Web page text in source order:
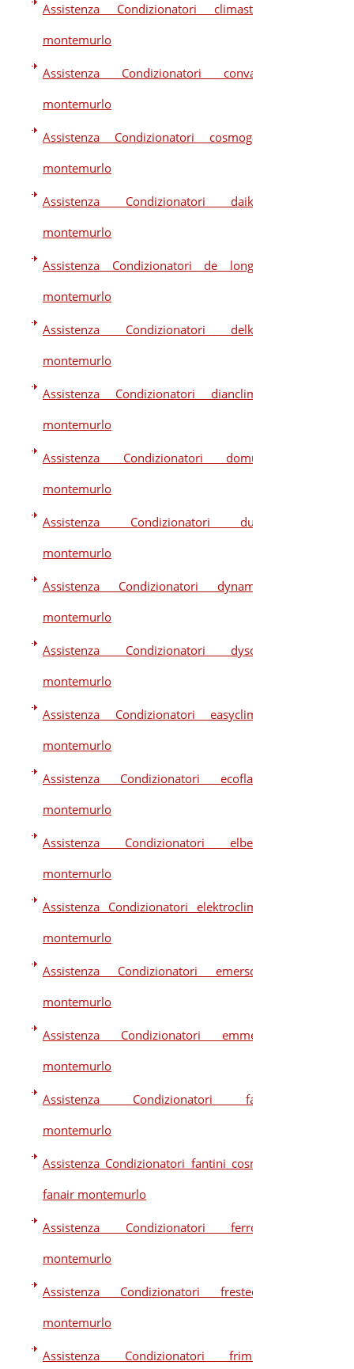
Assistenza Condizionatori climastar
montemurlo
Assistenza Condizionatori convair
montemurlo
Assistenza Condizionatori cosmogas
montemurlo
Assistenza Condizionatori daikin
montemurlo
Assistenza Condizionatori de longhi
montemurlo
Assistenza Condizionatori delkin
montemurlo
Assistenza Condizionatori dianclima
montemurlo
Assistenza Condizionatori domus
montemurlo
Assistenza Condizionatori dual
montemurlo
Assistenza Condizionatori dynamic
montemurlo
Assistenza Condizionatori dyson
montemurlo
Assistenza Condizionatori easyclima
montemurlo
Assistenza Condizionatori ecoflam
montemurlo
Assistenza Condizionatori elberg
montemurlo
Assistenza Condizionatori elektroclima
montemurlo
Assistenza Condizionatori emerson
montemurlo
Assistenza Condizionatori emmeti
montemurlo
Assistenza Condizionatori fair
montemurlo
Assistenza Condizionatori fantini cosmi
fanair montemurlo
Assistenza Condizionatori ferroli
montemurlo
Assistenza Condizionatori frestech
montemurlo
Assistenza Condizionatori frimec